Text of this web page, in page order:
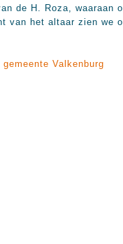
de H. Roza, waaraan
van het altaar zien we
Valkenburg